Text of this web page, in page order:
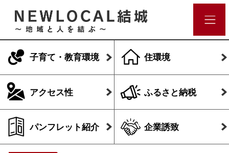
子育て・教育環境 住環境
アクセス性 ふるさと納税
パンフレット紹介 企業誘致